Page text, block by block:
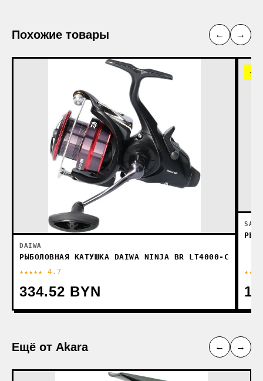
Похожие товары ← →
DAIWA
РЫБОЛОВНАЯ КАТУШКА DAIWA NINJA BR LT4000-C
★★★★★ 4.7
334.52 BYN
-
Ещё от Akara ← →